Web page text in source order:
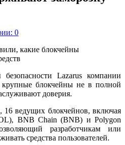
0
Lazarus компании
блокчейны не в полной
доверия.
16 ведущих блокчейнов, включая
BNB Chain (BNB) и Polygon
разработчикам или
средства пользователей.